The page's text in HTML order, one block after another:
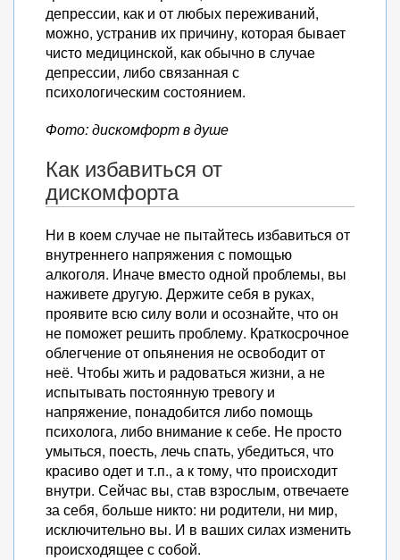
депрессии, как и от любых переживаний,
можно, устранив их причину, которая бывает
чисто медицинской, как обычно в случае
депрессии, либо связанная с
психологическим состоянием.
Фото: дискомфорт в душе
Как избавиться от
дискомфорта
Ни в коем случае не пытайтесь избавиться от
внутреннего напряжения с помощью
алкоголя. Иначе вместо одной проблемы, вы
наживете другую. Держите себя в руках,
проявите всю силу воли и осознайте, что он
не поможет решить проблему. Краткосрочное
облегчение от опьянения не освободит от
неё. Чтобы жить и радоваться жизни, а не
испытывать постоянную тревогу и
напряжение, понадобится либо помощь
психолога, либо внимание к себе. Не просто
умыться, поесть, лечь спать, убедиться, что
красиво одет и т.п., а к тому, что происходит
внутри. Сейчас вы, став взрослым, отвечаете
за себя, больше никто: ни родители, ни мир,
исключительно вы. И в ваших силах изменить
происходящее с собой.